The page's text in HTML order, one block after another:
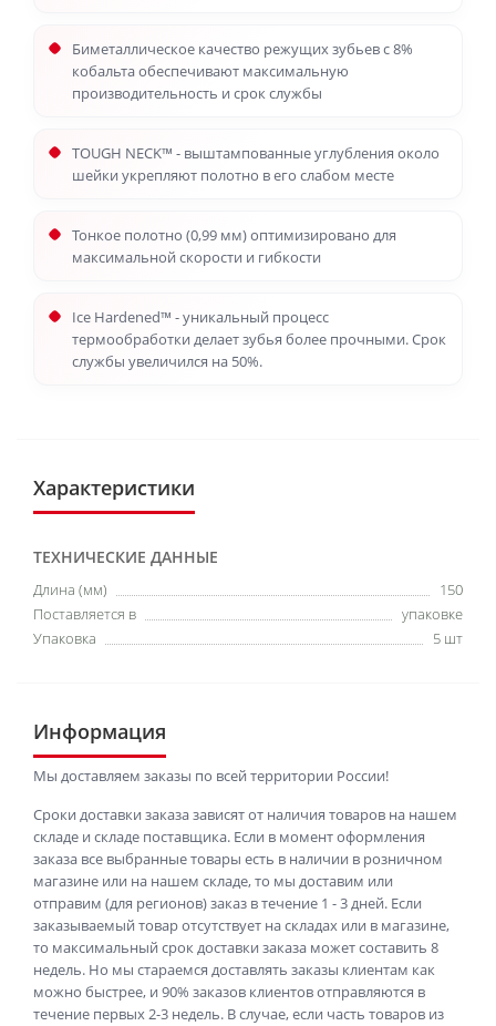
Биметаллическое качество режущих зубьев с 8%
кобальта обеспечивают максимальную
производительность и срок службы
TOUGH NECK™ - выштампованные углубления около
шейки укрепляют полотно в его слабом месте
Тонкое полотно (0,99 мм) оптимизировано для
максимальной скорости и гибкости
Ice Hardened™ - уникальный процесс
термообработки делает зубья более прочными. Срок
службы увеличился на 50%.
Характеристики
ТЕХНИЧЕСКИЕ ДАННЫЕ
Длина (мм)
150
Поставляется в
упаковке
Упаковка
5 шт
Информация
Мы доставляем заказы по всей территории России!
Сроки доставки заказа зависят от наличия товаров на нашем
складе и складе поставщика. Если в момент оформления
заказа все выбранные товары есть в наличии в розничном
магазине или на нашем складе, то мы доставим или
отправим (для регионов) заказ в течение 1 - 3 дней. Если
заказываемый товар отсутствует на складах или в магазине,
то максимальный срок доставки заказа может составить 8
недель. Но мы стараемся доставлять заказы клиентам как
можно быстрее, и 90% заказов клиентов отправляются в
течение первых 2-3 недель. В случае, если часть товаров из